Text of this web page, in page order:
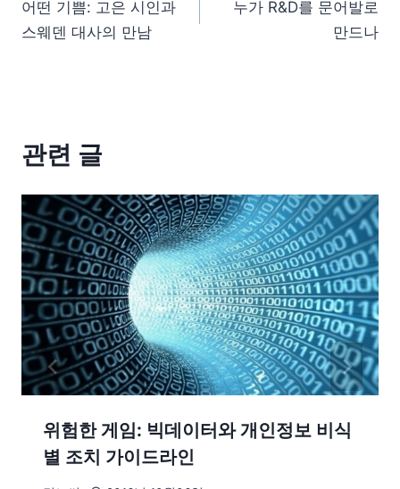
어떤 기쁨: 고은 시인과
스웨덴 대사의 만남
누가 R&D를 문어발로
만드나
관련 글
위험한 게임: 빅데이터와 개인정보 비식
별 조치 가이드라인